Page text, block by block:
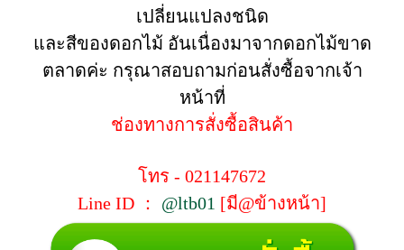
เปลี่ยนแปลงชนิด
และสีของดอกไม้ อันเนื่องมาจากดอกไม้ขาด
ตลาดค่ะ กรุณาสอบถามก่อนสั่งซื้อจากเจ้า
หน้าที่
ช่องทางการสั่งซื้อสินค้า
โทร - 021147672
Line ID ： @ltb01 [มี@ข้างหน้า]